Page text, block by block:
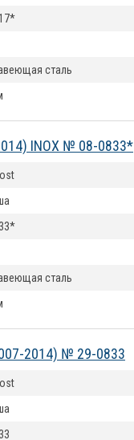
сталь
INOX № 08-0833*
сталь
2014) № 29-0833